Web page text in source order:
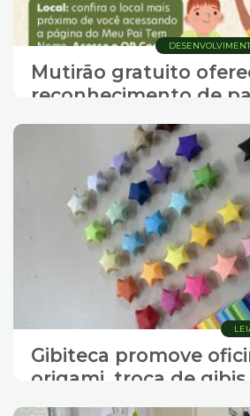
Mutirão gratuito
reconhecimento de
exame de DNA
Gibiteca promove
origami, troca de
à leitura